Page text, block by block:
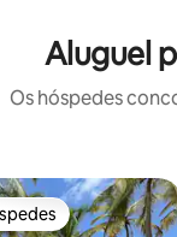
Aluguel
Os hóspedes
dos